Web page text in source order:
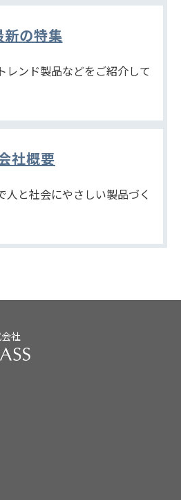
新の特集
レンド製品などをご紹介して
社概要
人と社会にやさしい製品づく
社